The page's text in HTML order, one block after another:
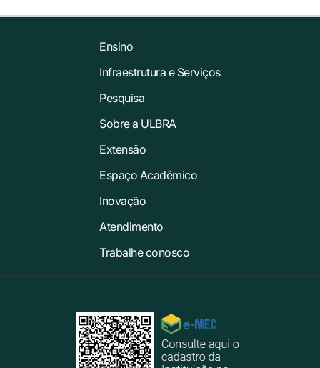
Ensino
Infraestrutura e Serviços
Pesquisa
Sobre a ULBRA
Extensão
Espaço Acadêmico
Inovação
Atendimento
Trabalhe conosco